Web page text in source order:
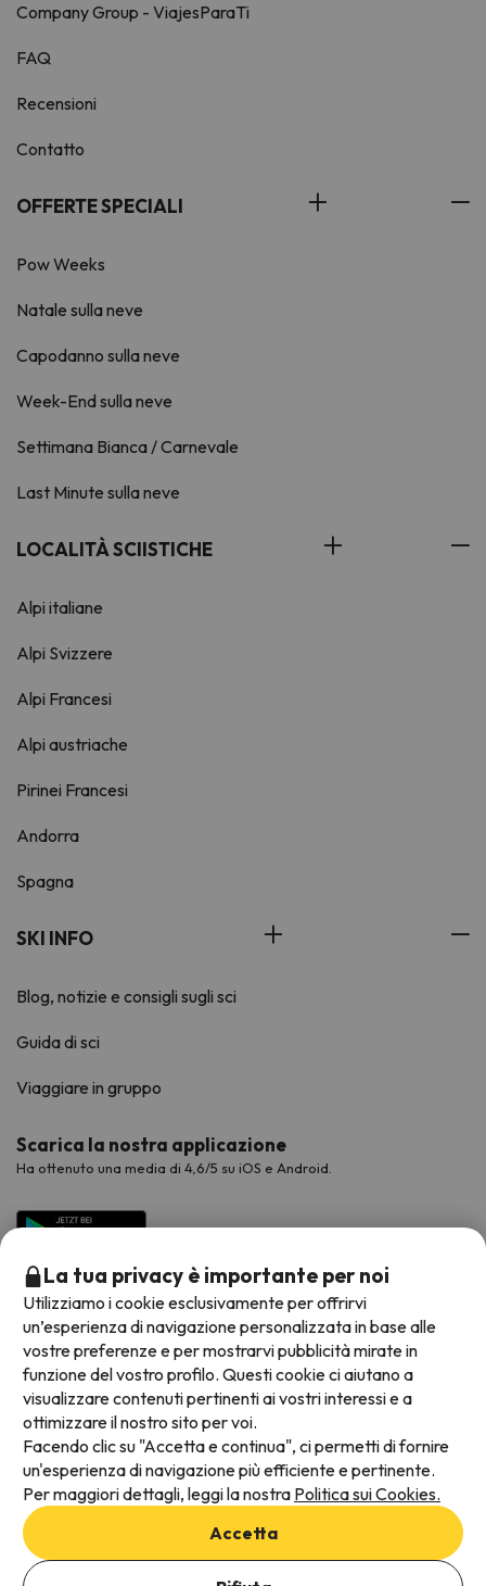
Aggiungi date per verificare la disponibilità
Company Group - ViajesParaTi
FAQ
Recensioni
Contatto
OFFERTE SPECIALI
Pow Weeks
Natale sulla neve
Capodanno sulla neve
Week-End sulla neve
Settimana Bianca / Carnevale
Last Minute sulla neve
LOCALITÀ SCIISTICHE
Alpi italiane
Alpi Svizzere
Alpi Francesi
Alpi austriache
Pirinei Francesi
Andorra
Spagna
SKI INFO
Blog, notizie e consigli sugli sci
Guida di sci
Viaggiare in gruppo
Scarica la nostra applicazione
Ha ottenuto una media di 4,6/5 su iOS e Android.
Metodi di pagamento disponibili
Termini e condizioni generali
Protezione dei dati
Informativa sui cookie
La tua privacy è importante per noi
Utilizziamo i cookie esclusivamente per offrirvi
un’esperienza di navigazione personalizzata in base alle
vostre preferenze e per mostrarvi pubblicità mirate in
funzione del vostro profilo. Questi cookie ci aiutano a
visualizzare contenuti pertinenti ai vostri interessi e a
ottimizzare il nostro sito per voi.
Facendo clic su "Accetta e continua", ci permetti di fornire
un'esperienza di navigazione più efficiente e pertinente.
Per maggiori dettagli, leggi la nostra Politica sui Cookies.
Accetta